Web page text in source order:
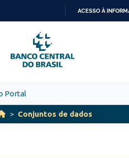
PARA
O
CONTEÚDO
ACESSO À
Portal
Conjuntos de dados